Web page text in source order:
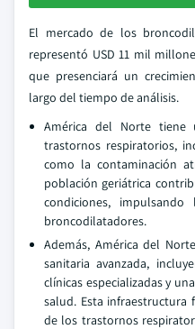
El mercado de los
representó USD 11 mil
que presenciará un
largo del tiempo de análisis.
América del Norte tiene
trastornos respiratorios,
como la contaminación
población geriátrica
condiciones,
broncodilatadores.
Además, América del
sanitaria avanzada,
clínicas especializadas y
salud. Esta infraestructura
de los trastornos